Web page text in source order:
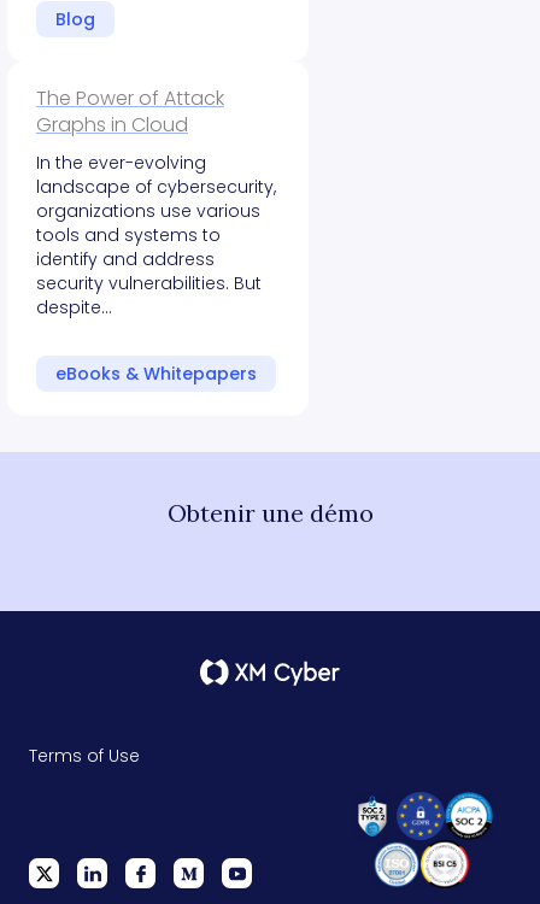
Blog
The Power of Attack
Graphs in Cloud
In the ever-evolving
landscape of cybersecurity,
organizations use various
tools and systems to
identify and address
security vulnerabilities. But
despite…
eBooks & Whitepapers
Obtenir une démo
Terms of Use